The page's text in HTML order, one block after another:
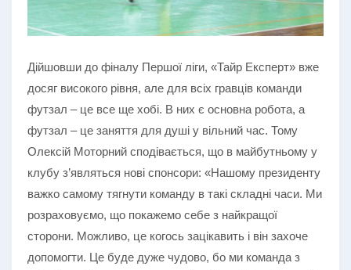
Дійшовши до фіналу Першої ліги, «Тайр Експерт» вже
досяг високого рівня, але для всіх гравців команди
футзал – це все ще хобі. В них є основна робота, а
футзал – це заняття для душі у вільний час. Тому
Олексій Моторний сподівається, що в майбутньому у
клубу з’являться нові спонсори: «Нашому президенту
важко самому тягнути команду в такі складні часи. Ми
розраховуємо, що покажемо себе з найкращої
сторони. Можливо, це когось зацікавить і він захоче
допомогти. Це буде дуже чудово, бо ми команда з